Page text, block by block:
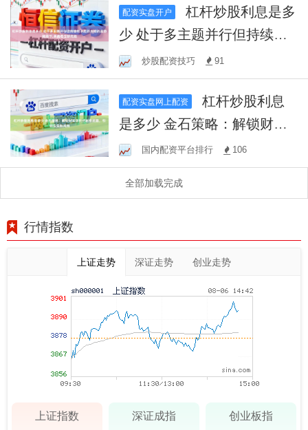
配资实盘开户
杠杆炒股利息是多
少 处于多主题并行但持续性
不足的周期的走势格局下,具
备独立研究能
炒股配资技巧 91
配资实盘网上配资
杠杆炒股利息
是多少 金石策略：解锁财富
增长的秘密武器，引领投资
新风向
国内配资平台排行 106
全部加载完成
行情指数
上证走势 深证走势 创业走势
上证指数 深证成指 创业板指